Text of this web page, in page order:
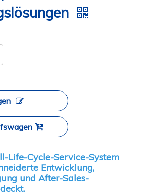
Life-Cycle-Service-System
Entwicklung,
und After-Sales-